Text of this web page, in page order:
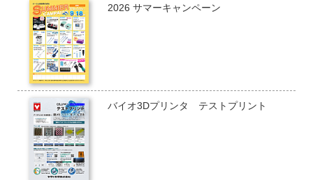
2026 サマーキャンペーン
バイオ3Dプリンタ テストプリント